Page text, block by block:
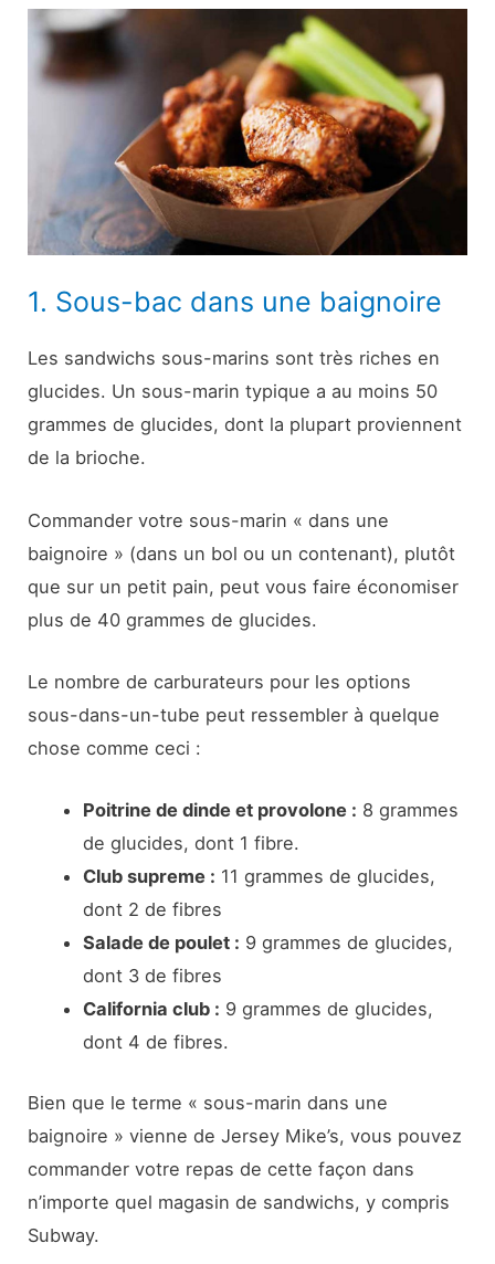
1. Sous-bac dans une baignoire
Les sandwichs sous-marins sont très riches en
glucides. Un sous-marin typique a au moins 50
grammes de glucides, dont la plupart proviennent
de la brioche.
Commander votre sous-marin « dans une
baignoire » (dans un bol ou un contenant), plutôt
que sur un petit pain, peut vous faire économiser
plus de 40 grammes de glucides.
Le nombre de carburateurs pour les options
sous-dans-un-tube peut ressembler à quelque
chose comme ceci :
Poitrine de dinde et provolone : 8 grammes
de glucides, dont 1 fibre.
Club supreme : 11 grammes de glucides,
dont 2 de fibres
Salade de poulet : 9 grammes de glucides,
dont 3 de fibres
California club : 9 grammes de glucides,
dont 4 de fibres.
Bien que le terme « sous-marin dans une
baignoire » vienne de Jersey Mike’s, vous pouvez
commander votre repas de cette façon dans
n’importe quel magasin de sandwichs, y compris
Subway.